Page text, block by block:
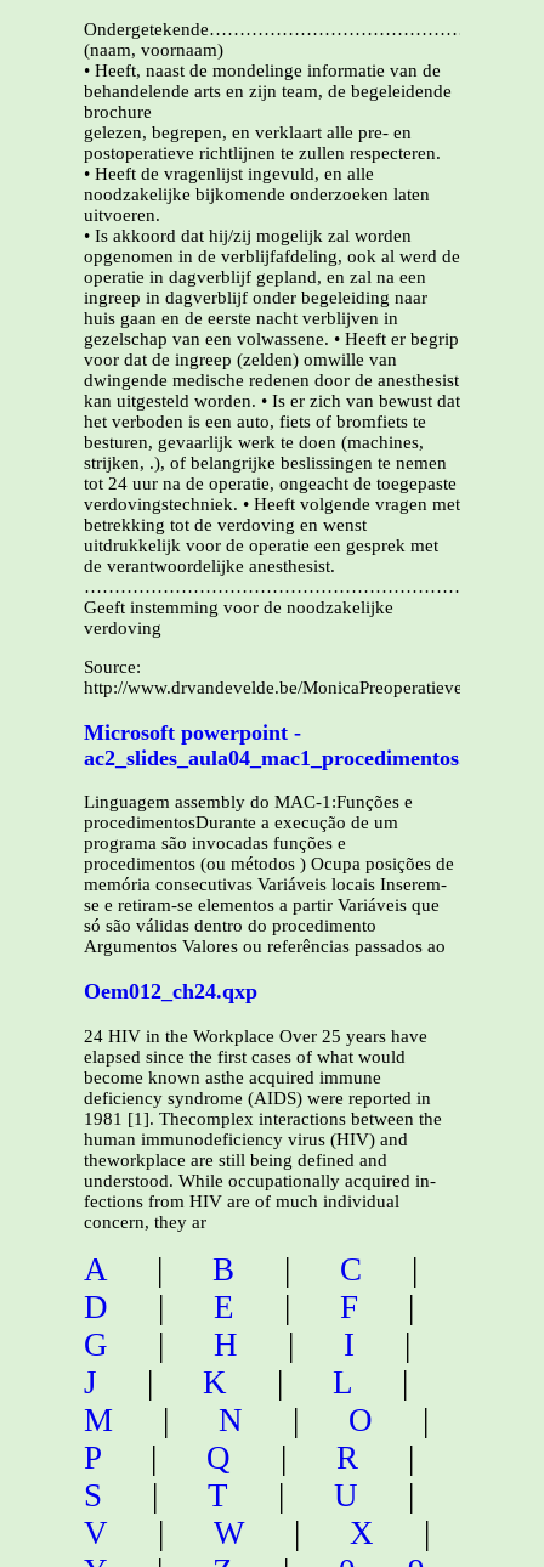
(naam, voornaam)
• Heeft, naast de mondelinge informatie van de
behandelende arts en zijn team, de begeleidende
brochure
gelezen, begrepen, en verklaart alle pre- en
postoperatieve richtlijnen te zullen respecteren.
• Heeft de vragenlijst ingevuld, en alle
noodzakelijke bijkomende onderzoeken laten
uitvoeren.
• Is akkoord dat hij/zij mogelijk zal worden
opgenomen in de verblijfafdeling, ook al werd de
operatie in dagverblijf gepland, en zal na een
ingreep in dagverblijf onder begeleiding naar
huis gaan en de eerste nacht verblijven in
gezelschap van een volwassene. • Heeft er begrip
voor dat de ingreep (zelden) omwille van
dwingende medische redenen door de anesthesist
kan uitgesteld worden. • Is er zich van bewust dat
het verboden is een auto, fiets of bromfiets te
besturen, gevaarlijk werk te doen (machines,
strijken, .), of belangrijke beslissingen te nemen
tot 24 uur na de operatie, ongeacht de toegepaste
verdovingstechniek. • Heeft volgende vragen met
betrekking tot de verdoving en wenst
uitdrukkelijk voor de operatie een gesprek met
de verantwoordelijke anesthesist.
Geeft instemming voor de noodzakelijke
verdoving
Source:
http://www.drvandevelde.be/
Microsoft powerpoint -
ac2_slides_aula04_mac1_procedimentos.ppt
Linguagem assembly do MAC-1:Funções e
procedimentosDurante a execução de um
programa são invocadas funções e
procedimentos (ou métodos ) Ocupa posições de
memória consecutivas Variáveis locais Inserem-
se e retiram-se elementos a partir Variáveis que
só são válidas dentro do procedimento
Argumentos Valores ou referências passados ao
Oem012_ch24.qxp
24 HIV in the Workplace Over 25 years have
elapsed since the first cases of what would
become known asthe acquired immune
deficiency syndrome (AIDS) were reported in
1981 [1]. Thecomplex interactions between the
human immunodeficiency virus (HIV) and
theworkplace are still being defined and
understood. While occupationally acquired in-
fections from HIV are of much individual
concern, they ar
A | B | C
|
D
| E | F
|
G
| H | I
|
J
| K | L
|
M
| N | O
|
P
| Q | R
|
S
| T | U
|
V
| W | X
|